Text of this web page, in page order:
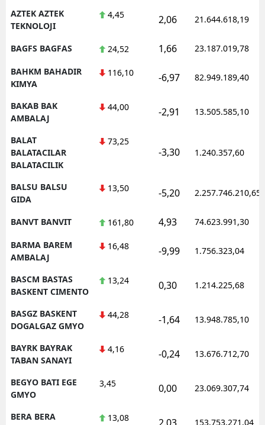
AZTEK AZTEK
TEKNOLOJI
4,45 2,06 21.644.618,19
BAGFS BAGFAS 24,52 1,66 23.187.019,78
BAHKM BAHADIR
KIMYA
116,10 -6,97 82.949.189,40
BAKAB BAK
AMBALAJ
44,00 -2,91 13.505.585,10
BALAT
BALATACILAR
BALATACILIK
73,25
-3,30 1.240.357,60
BALSU BALSU
GIDA
13,50 -5,20 2.257.746.210,65
BANVT BANVIT 161,80 4,93 74.623.991,30
BARMA BAREM
AMBALAJ
16,48 -9,99 1.756.323,04
BASCM BASTAS
BASKENT CIMENTO
13,24 0,30 1.214.225,68
BASGZ BASKENT
DOGALGAZ GMYO
44,28 -1,64 13.948.785,10
BAYRK BAYRAK
TABAN SANAYI
4,16 -0,24 13.676.712,70
BEGYO BATI EGE
GMYO
3,45 0,00 23.069.307,74
BERA BERA
13,08 153.753.271,04